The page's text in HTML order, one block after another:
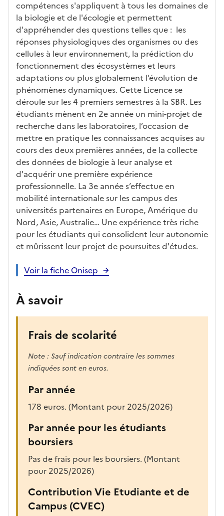
compétences s'appliquent à tous les domaines de
la biologie et de l'écologie et permettent
d'appréhender des questions telles que : les
réponses physiologiques des organismes ou des
cellules à leur environnement, la prédiction du
fonctionnement des écosystèmes et leurs
adaptations ou plus globalement l’évolution de
phénomènes dynamiques. Cette Licence se
déroule sur les 4 premiers semestres à la SBR. Les
étudiants mènent en 2e année un mini-projet de
recherche dans les laboratoires, l’occasion de
mettre en pratique les connaissances acquises au
cours des deux premières années, de la collecte
des données de biologie à leur analyse et
d'acquérir une première expérience
professionnelle. La 3e année s’effectue en
mobilité internationale sur les campus des
universités partenaires en Europe, Amérique du
Nord, Asie, Australie… Une expérience très riche
pour les étudiants qui consolident leur autonomie
et mûrissent leur projet de poursuites d'études.
Voir la fiche Onisep
À savoir
Frais de scolarité
Note : Sauf indication contraire les sommes
indiquées sont en euros.
Par année
178 euros. (Montant pour 2025/2026)
Par année pour les étudiants
boursiers
Pas de frais pour les boursiers. (Montant
pour 2025/2026)
Contribution Vie Etudiante et de
Campus (CVEC)